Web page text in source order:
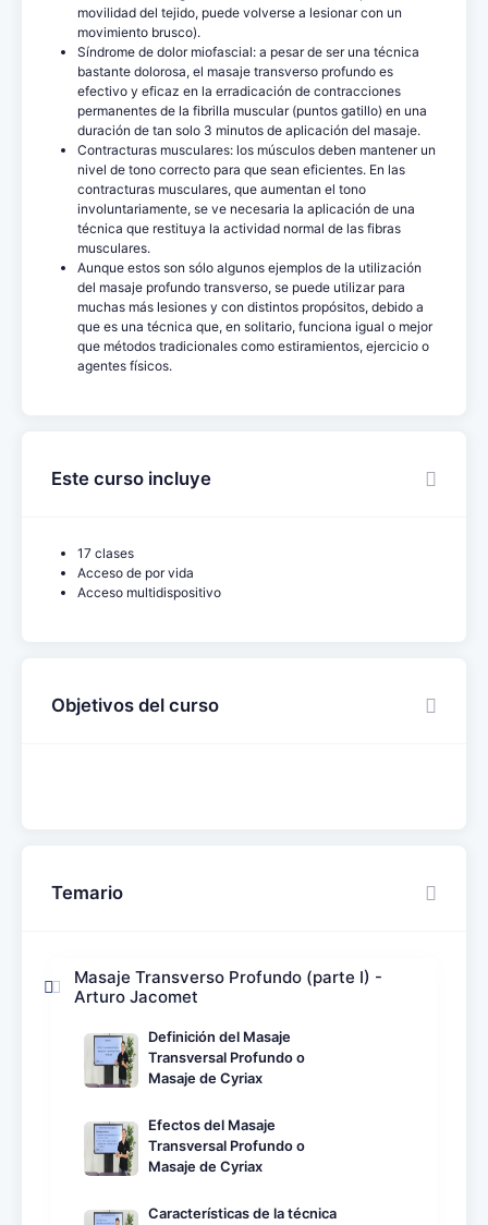
movilidad del tejido, puede volverse a lesionar con un
movimiento brusco).
Síndrome de dolor miofascial: a pesar de ser una técnica
bastante dolorosa, el masaje transverso profundo es
efectivo y eficaz en la erradicación de contracciones
permanentes de la fibrilla muscular (puntos gatillo) en una
duración de tan solo 3 minutos de aplicación del masaje.
Contracturas musculares: los músculos deben mantener un
nivel de tono correcto para que sean eficientes. En las
contracturas musculares, que aumentan el tono
involuntariamente, se ve necesaria la aplicación de una
técnica que restituya la actividad normal de las fibras
musculares.
Aunque estos son sólo algunos ejemplos de la utilización
del masaje profundo transverso, se puede utilizar para
muchas más lesiones y con distintos propósitos, debido a
que es una técnica que, en solitario, funciona igual o mejor
que métodos tradicionales como estiramientos, ejercicio o
agentes físicos.
Este curso incluye
17 clases
Acceso de por vida
Acceso multidispositivo
Objetivos del curso
Temario
Masaje Transverso Profundo (parte I) -
Arturo Jacomet
Definición del Masaje
Transversal Profundo o
Masaje de Cyriax
Efectos del Masaje
Transversal Profundo o
Masaje de Cyriax
Características de la técnica